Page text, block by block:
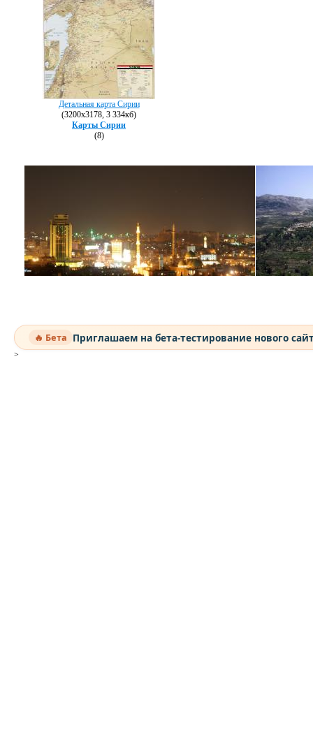
Детальная карта Сирии
(3200х3178, 3 334кб)
Карты Сирии
(8)
🔥 Бета Приглашаем на бета-тестирование нового
>